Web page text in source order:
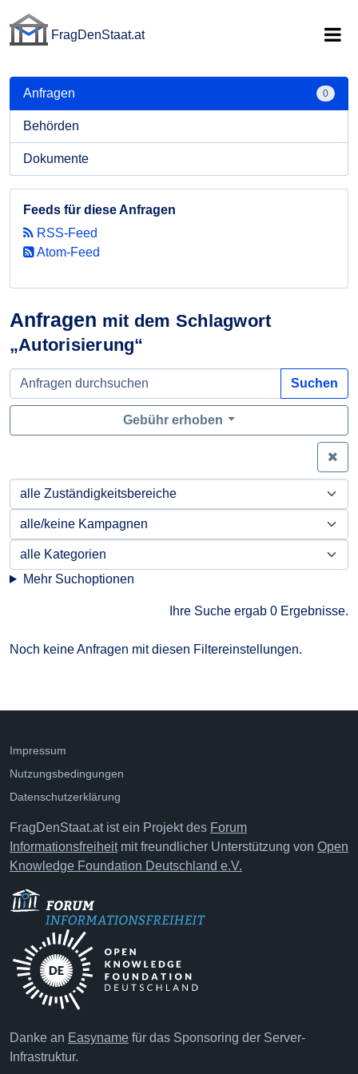
FragDenStaat.at
Anfragen mit dem Schlagwort
„Autorisierung“
Suchen
Gebühr erhoben
Mehr Suchoptionen
Ihre Suche ergab 0 Ergebnisse.
Noch keine Anfragen mit diesen Filtereinstellungen.
Anfragen 0
Behörden
Dokumente
Feeds für diese Anfragen
RSS-Feed
Atom-Feed
Impressum
Nutzungsbedingungen
Datenschutzerklärung
FragDenStaat.at ist ein Projekt des Forum
Informationsfreiheitmit freundlicher Unterstützung von Open
Knowledge Foundation Deutschland e.V.
Danke an Easyname für das Sponsoring der Server-
Infrastruktur.